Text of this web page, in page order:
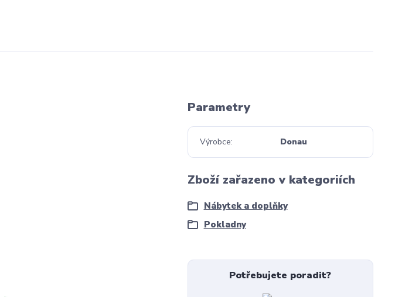
Parametry
Výrobce Donau
Zboží zařazeno v kategoriích
Nábytek a doplňky
Pokladny
Potřebujete poradit?